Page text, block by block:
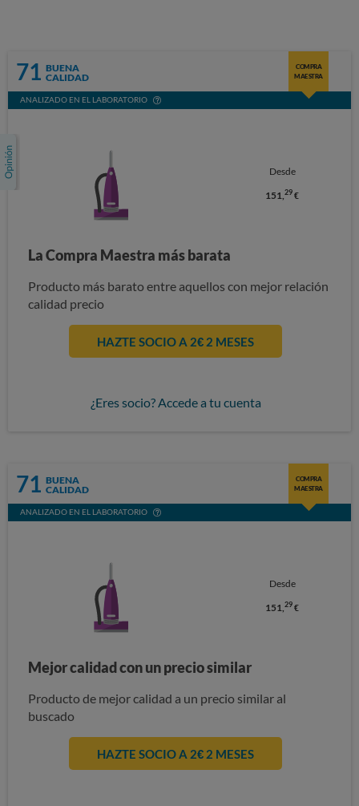
71 BUENA
CALIDAD
COMPRA
MAESTRA
ANALIZADO EN EL LABORATORIO
Desde
151,29 €
La Compra Maestra más barata
Producto más barato entre aquellos con mejor relación
calidad precio
HAZTE SOCIO A 2€ 2 MESES
¿Eres socio? Accede a tu cuenta
71 BUENA
CALIDAD
COMPRA
MAESTRA
ANALIZADO EN EL LABORATORIO
Desde
151,29 €
Mejor calidad con un precio similar
Producto de mejor calidad a un precio similar al
buscado
HAZTE SOCIO A 2€ 2 MESES